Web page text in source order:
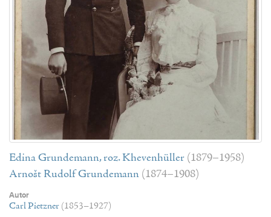
Edina Grundemann, roz. Khevenhüller (1879–1958)
Arnošt Rudolf Grundemann (1874–1908)
Autor
Carl Pietzner (1853–1927)